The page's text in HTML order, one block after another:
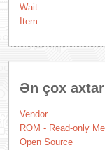
Wait
Item
Ən çox
Vendor
ROM - Read-only
Open Source